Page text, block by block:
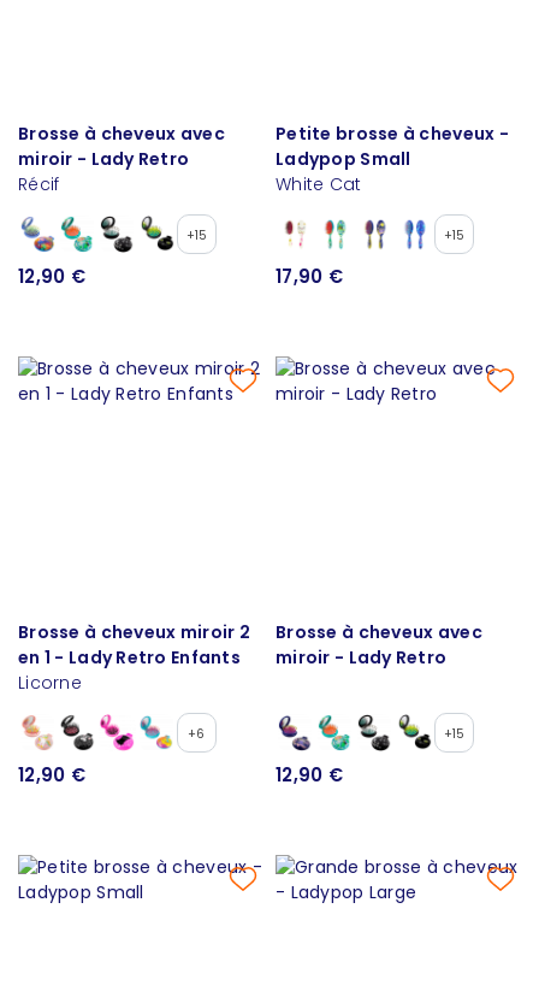
Brosse à cheveux avec
miroir - Lady Retro
Récif
+15
12,90 €
Petite brosse à cheveux -
Ladypop Small
White Cat
+15
17,90 €
Brosse à cheveux miroir 2
en 1 - Lady Retro Enfants
Licorne
+6
12,90 €
Brosse à cheveux avec
miroir - Lady Retro
+15
12,90 €